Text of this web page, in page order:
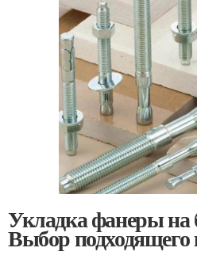
Укладка фанеры на
Выбор подходящего